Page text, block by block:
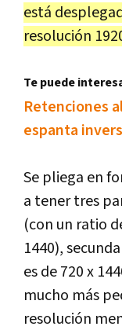
está
resolución
Te puede
Retenciones
espanta
Se pliega en
a tener tres
(con un ratio
1440),
es de 720 x
mucho más
resolución